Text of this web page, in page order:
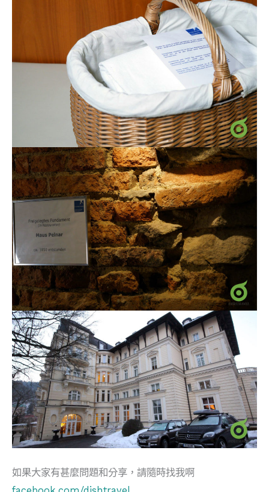
如果大家有甚麼問題和分享，請隨時找我啊